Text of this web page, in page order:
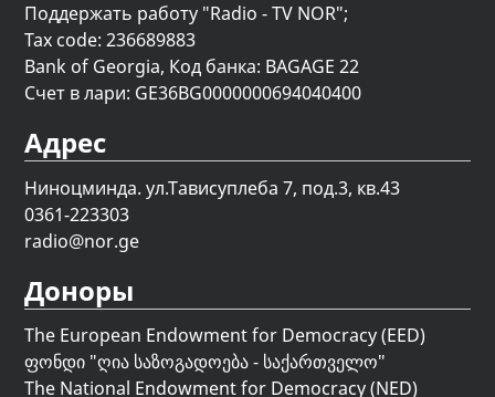
Поддержать работу "Radio - TV NOR";
Tax code: 236689883
Bank of Georgia, Код банка: BAGAGE 22
Счет в лари: GE36BG0000000694040400
Адрес
Ниноцминда. ул.Тависуплеба 7, под.3, кв.43
0361-223303
radio@nor.ge
Доноры
The European Endowment for Democracy (EED)
ფონდი "ღია საზოგადოება - საქართველო"
The National Endowment for Democracy (NED)